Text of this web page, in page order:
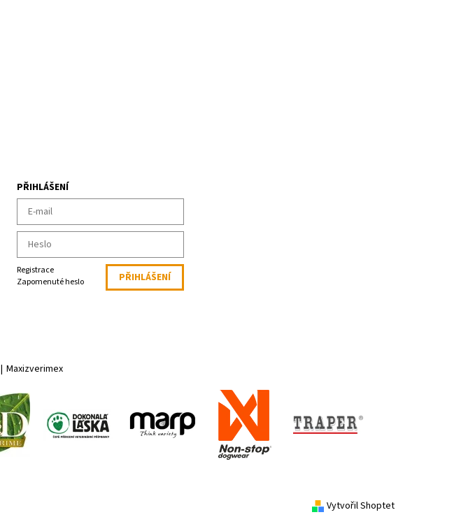
PŘIHLÁŠENÍ
Registrace
Zapomenuté heslo
| Maxizverimex
Vytvořil Shoptet